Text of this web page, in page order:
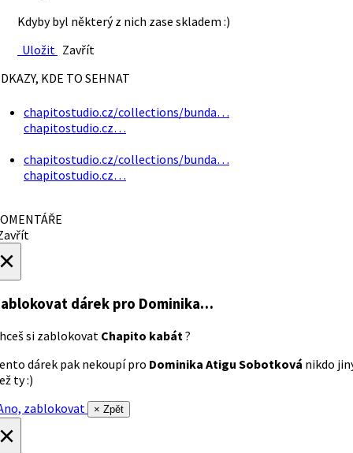
Kdyby byl některý z nich zase skladem :)
Uložit Zavřít
KDE TO SEHNAT
chapitostudio.cz/collections/bunda…
chapitostudio.cz…
chapitostudio.cz/collections/bunda…
chapitostudio.cz…
dárek pro Dominika…
si zablokovat Chapito kabát ?
dárek pak nekoupí pro Dominika Atigu Sobotková nikdo
ty :)
zablokovat
× Zpět